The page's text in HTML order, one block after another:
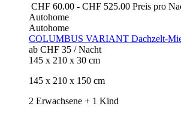
CHF 60.00 - CHF 525.00 Preis pro
Autohome
Autohome
COLUMBUS VARIANT Dachzelt-
ab CHF 35 / Nacht
145 x 210 x 30 cm
145 x 210 x 150 cm
2 Erwachsene + 1 Kind